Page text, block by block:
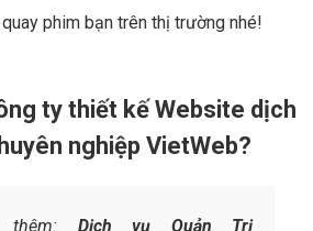
phim bạn trên thị trường nhé!
ty thiết kế Website dịch
nghiệp VietWeb?
thêm: Dịch vụ Quản Trị